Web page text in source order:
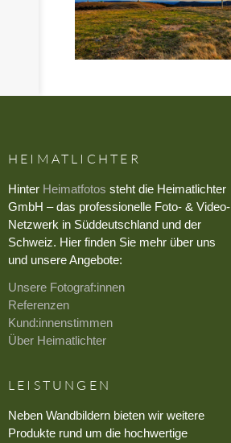
HEIMATLICHTER
Hinter Heimatfotos steht die Heimatlichter
GmbH – das professionelle Foto- & Video-
Netzwerk in Süddeutschland und der
Schweiz. Hier finden Sie mehr über uns
und unsere Angebote:
Unsere Fotograf:innen
Referenzen
Kund:innenstimmen
Über Heimatlichter
LEISTUNGEN
Neben Wandbildern bieten wir weitere
Produkte rund um die hochwertige